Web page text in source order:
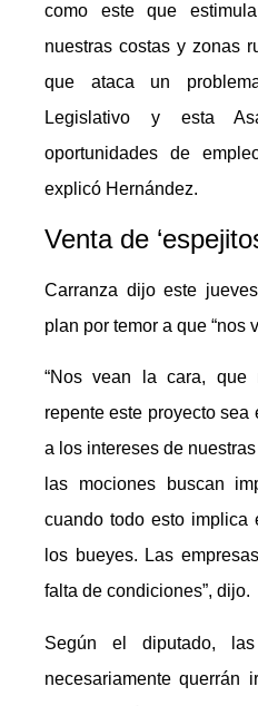
como este que
nuestras costas y zonas
que ataca un
Legislativo y esta
oportunidades de
explicó Hernández.
Venta de
Carranza dijo este
plan por temor a que “nos
“Nos vean la cara,
repente este proyecto sea
a los intereses de
las mociones buscan
cuando todo esto implica
los bueyes. Las
falta de condiciones”, dijo.
Según el diputado,
necesariamente querrán